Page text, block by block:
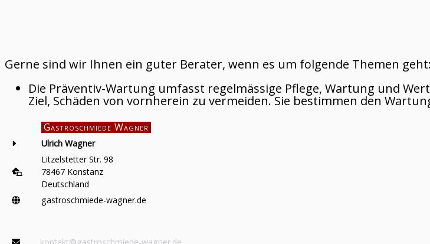
Gerne sind wir Ihnen ein guter Berater, wenn es um folgende Themen geht:
Die Präventiv-Wartung umfasst regelmässige Pflege, Wartung und
Ziel, Schäden von vornherein zu vermeiden. Sie bestimmen den
Gastroschmiede Wagner
Ulrich Wagner
Litzelstetter Str. 98
78467 Konstanz
Deutschland
gastroschmiede-wagner.de
kontakt@gastroschmiede-wagner.de